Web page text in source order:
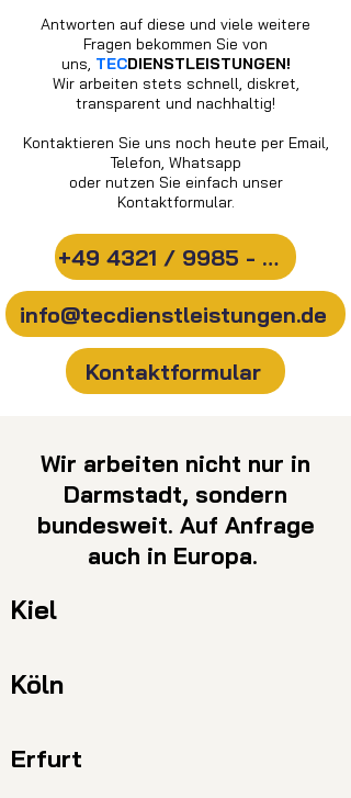
Antworten auf diese und viele weitere
Fragen bekommen Sie von
uns, TECDIENSTLEISTUNGEN!
Wir arbeiten stets schnell, diskret,
transparent und nachhaltig!
Kontaktieren Sie uns noch heute per Email,
Telefon, Whatsapp
oder nutzen Sie einfach unser
Kontaktformular.
+49 4321 / 9985 - 20
info@tecdienstleistungen.de
Kontaktformular
Wir arbeiten nicht nur in
Darmstadt, sondern
bundesweit. Auf Anfrage
auch in Europa.
Kiel
Köln
Erfurt